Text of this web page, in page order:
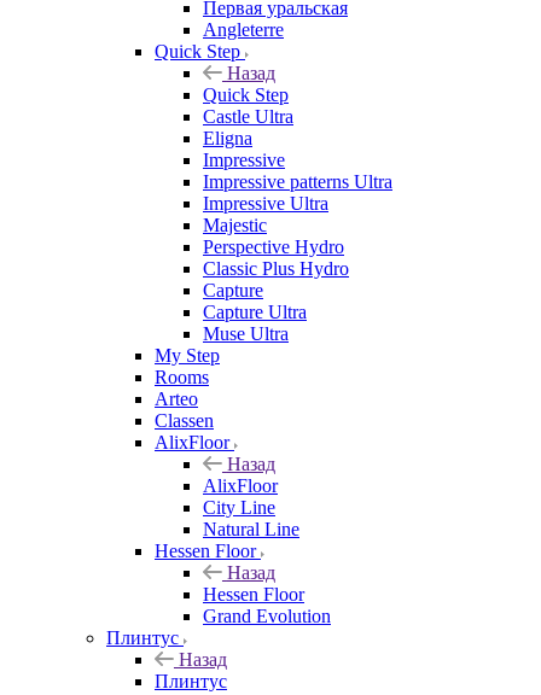
Первая уральская
Angleterre
Quick Step
Назад
Quick Step
Castle Ultra
Eligna
Impressive
Impressive patterns Ultra
Impressive Ultra
Majestic
Perspective Hydro
Classic Plus Hydro
Capture
Capture Ultra
Muse Ultra
My Step
Rooms
Arteo
Classen
AlixFloor
Назад
AlixFloor
City Line
Natural Line
Hessen Floor
Назад
Hessen Floor
Grand Evolution
Плинтус
Назад
Плинтус